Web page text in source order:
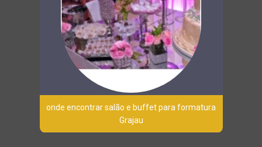
onde encontrar salão e buffet para formatura
Grajau